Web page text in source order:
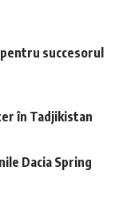
succesorul
în Tadjikistan
Dacia Spring